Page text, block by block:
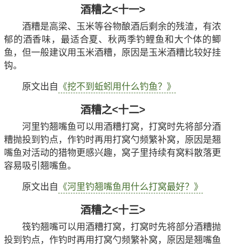
酒糟是钓鲫鱼常用的窝料，所谓酒糟实际上就是玉
米、高粱、小麦、大米等酿酒后剩余的残渣，几乎一年
四季都能用来打窝诱鱼，对鲫鱼、鲤鱼、草鱼、鳊鱼等
都有极强的吸引力，优点是聚鱼速度快、穿透力强并能
降低鱼的警惕性，缺点是漂浮物质较多、留鱼成分太
酒糟之<九>
酒糟是野钓最常用的饵料之一，所谓酒糟就是指玉